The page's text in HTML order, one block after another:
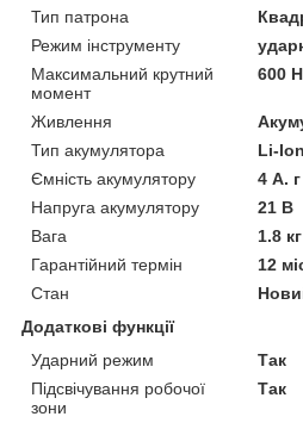
Тип патрона
Режим інструменту
Максимальний крутний
момент
600
Живлення
Тип акумулятора
Li-Ion
Ємність акумулятору
4 А. г
Напруга акумулятору
21 В
Вага
1.8 кг
Гарантійний термін
12
Стан
Додаткові функції
Ударний режим
Так
Підсвічування робочої
зони
Так